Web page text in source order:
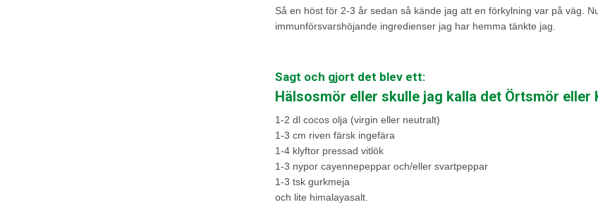
Så en höst för 2-3 år sedan så kände jag att en förkylning var på väg.
immunförsvarshöjande ingredienser jag har hemma tänkte jag.
Sagt och gjort det blev ett:
Hälsosmör eller skulle jag kalla det Örtsmör eller
1-2 dl cocos olja (virgin eller neutralt)
1-3 cm riven färsk ingefära
1-4 klyftor pressad vitlök
1-3 nypor cayennepeppar och/eller svartpeppar
1-3 tsk gurkmeja
och lite himalayasalt.